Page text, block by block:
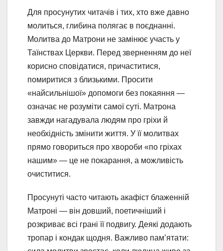
Для просунутих читачів і тих, хто вже давно
молиться, глибина полягає в поєднанні.
Молитва до Матрони не замінює участь у
Таїнствах Церкви. Перед зверненням до неї
корисно сповідатися, причаститися,
помиритися з близькими. Просити
«найсильнішої» допомоги без покаяння —
означає не розуміти самої суті. Матрона
завжди нагадувала людям про гріхи й
необхідність змінити життя. У її молитвах
прямо говориться про хвороби «по гріхах
нашим» — це не покарання, а можливість
очиститися.
Просунуті часто читають акафіст блаженній
Матроні — він довший, поетичніший і
розкриває всі грані її подвигу. Деякі додають
тропар і кондак щодня. Важливо пам’ятати: